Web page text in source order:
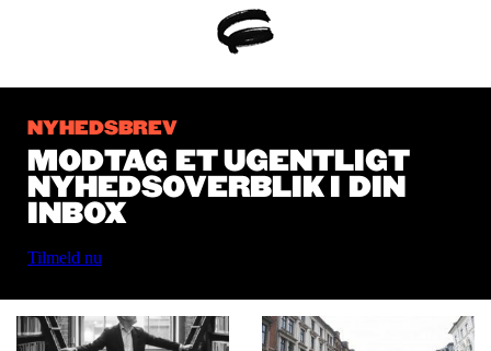
NYHEDSBREV
MODTAG ET UGENTLIGT
NYHEDSOVERBLIK I DIN
INBOX
Tilmeld nu